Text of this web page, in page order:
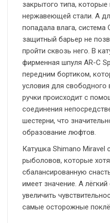
закрытого типа, которые
нержавеющей стали. А
попадала влага,
защитный барьер не
пройти сквозь него. В
фирменная шпуля AR-C
передним бортиком,
условия для свободного
ручки происходит с
соединения
шестерни, что
образование люфтов.
Катушка Shimano Miravel
рыболовов, которые
сбалансированную
имеет значение. А
увеличить
самые осторожные